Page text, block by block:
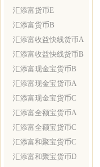
汇添富货币E
汇添富货币B
汇添富收益快线货币A
汇添富收益快线货币B
汇添富现金宝货币B
汇添富现金宝货币A
汇添富现金宝货币C
汇添富全额宝货币A
汇添富全额宝货币C
汇添富和聚宝货币C
汇添富和聚宝货币D